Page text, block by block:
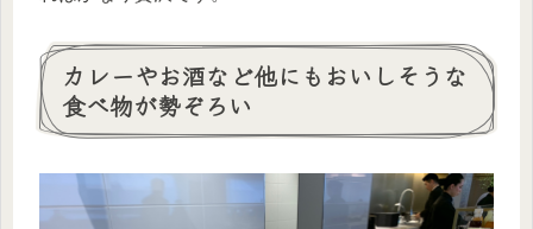
カレーやお酒など他にもおいしそうな
食べ物が勢ぞろい